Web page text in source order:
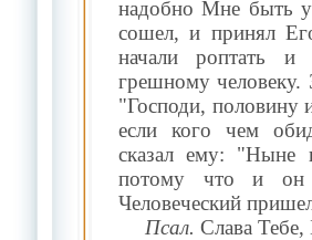
надобно Мне быть
сошел, и принял
начали роптать
грешному человеку.
"Господи, половину
если кого чем
сказал ему: "Ныне
потому что и
Человеческий
Псал. Слава